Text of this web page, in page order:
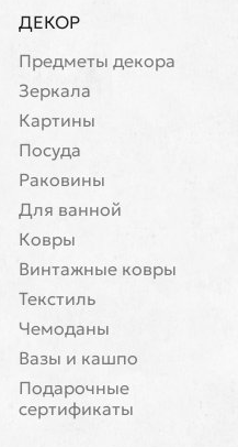
ДЕКОР
Предметы декора
Зеркала
Картины
Посуда
Раковины
Для ванной
Ковры
Винтажные ковры
Текстиль
Чемоданы
Вазы и кашпо
Подарочные
сертификаты